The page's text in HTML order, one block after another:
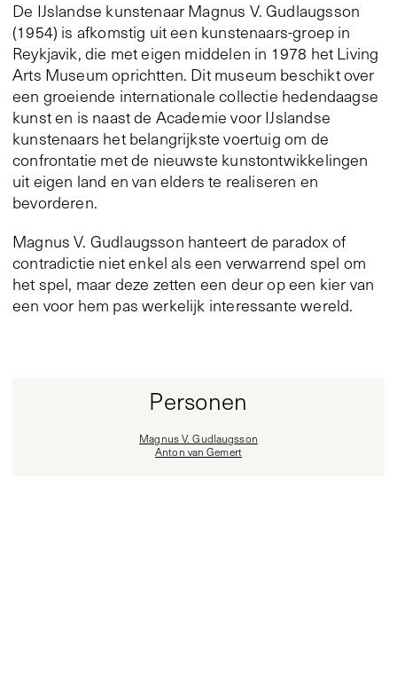
De IJslandse kunstenaar Magnus V. Gudlaugsson
(1954) is afkomstig uit een kunstenaars-groep in
Reykjavik, die met eigen middelen in 1978 het Living
Arts Museum oprichtten. Dit museum beschikt over
een groeiende internationale collectie hedendaagse
kunst en is naast de Academie voor IJslandse
kunstenaars het belangrijkste voertuig om de
confrontatie met de nieuwste kunstontwikkelingen
uit eigen land en van elders te realiseren en
bevorderen.
Magnus V. Gudlaugsson hanteert de paradox of
contradictie niet enkel als een verwarrend spel om
het spel, maar deze zetten een deur op een kier van
een voor hem pas werkelijk interessante wereld.
Personen
Magnus V. Gudlaugsson
Anton van Gemert